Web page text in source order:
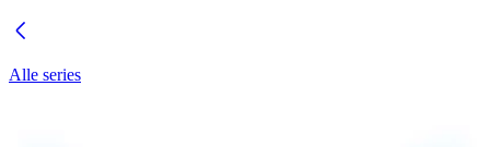
Alle series